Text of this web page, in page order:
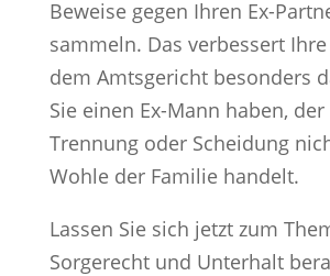
Beweise gegen Ihren Ex-
sammeln. Das verbessert
dem Amtsgericht besonders
Sie einen Ex-Mann haben,
Trennung oder Scheidung
Wohle der Familie handelt.
Lassen Sie sich jetzt zum
Sorgerecht und Unterhalt